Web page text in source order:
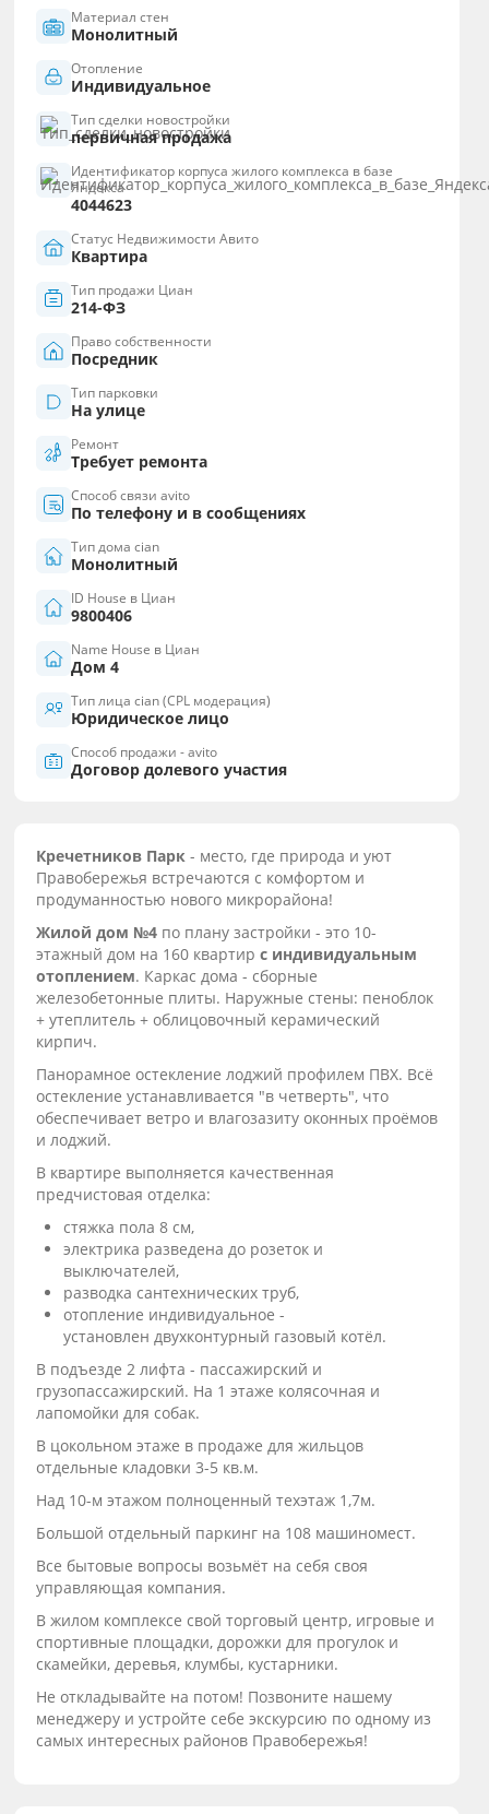
Материал стен
Монолитный
Отопление
Индивидуальное
Тип сделки новостройки
первичная продажа
Идентификатор корпуса жилого комплекса в базе
Яндекса
4044623
Статус Недвижимости Авито
Квартира
Тип продажи Циан
214-ФЗ
Право собственности
Посредник
Тип парковки
На улице
Ремонт
Требует ремонта
Способ связи avito
По телефону и в сообщениях
Тип дома cian
Монолитный
ID House в Циан
9800406
Name House в Циан
Дом 4
Тип лица cian (CPL модерация)
Юридическое лицо
Способ продажи - avito
Договор долевого участия
Кречетников Парк - место, где природа и уют
Правобережья встречаются с комфортом и
продуманностью нового микрорайона!
Жилой дом №4 по плану застройки - это 10-
этажный дом на 160 квартирс индивидуальным
отоплением. Каркас дома - сборные
железобетонные плиты. Наружные стены: пеноблок
+ утеплитель + облицовочный керамический
кирпич.
Панорамное остекление лоджий профилем ПВХ. Всё
остекление устанавливается "в четверть", что
обеспечивает ветро и влагозазиту оконных проёмов
и лоджий.
В квартире выполняется качественная
предчистовая отделка:
стяжка пола 8 см,
электрика разведена до розеток и
выключателей,
разводка сантехнических труб,
отопление индивидуальное -
установлен двухконтурный газовый котёл.
В подъезде 2 лифта - пассажирский и
грузопассажирский. На 1 этаже колясочная и
лапомойки для собак.
В цокольном этаже в продаже для жильцов
отдельные кладовки 3-5 кв.м.
Над 10-м этажом полноценный техэтаж 1,7м.
Большой отдельный паркинг на 108 машиномест.
Все бытовые вопросы возьмёт на себя своя
управляющая компания.
В жилом комплексе свой торговый центр, игровые и
спортивные площадки, дорожки для прогулок и
скамейки, деревья, клумбы, кустарники.
Не откладывайте на потом! Позвоните нашему
менеджеру и устройте себе экскурсию по одному из
самых интересных районов Правобережья!